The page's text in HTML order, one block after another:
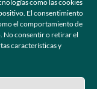
como las cookies
El consentimiento
el comportamiento de
No consentir o retirar el
características y